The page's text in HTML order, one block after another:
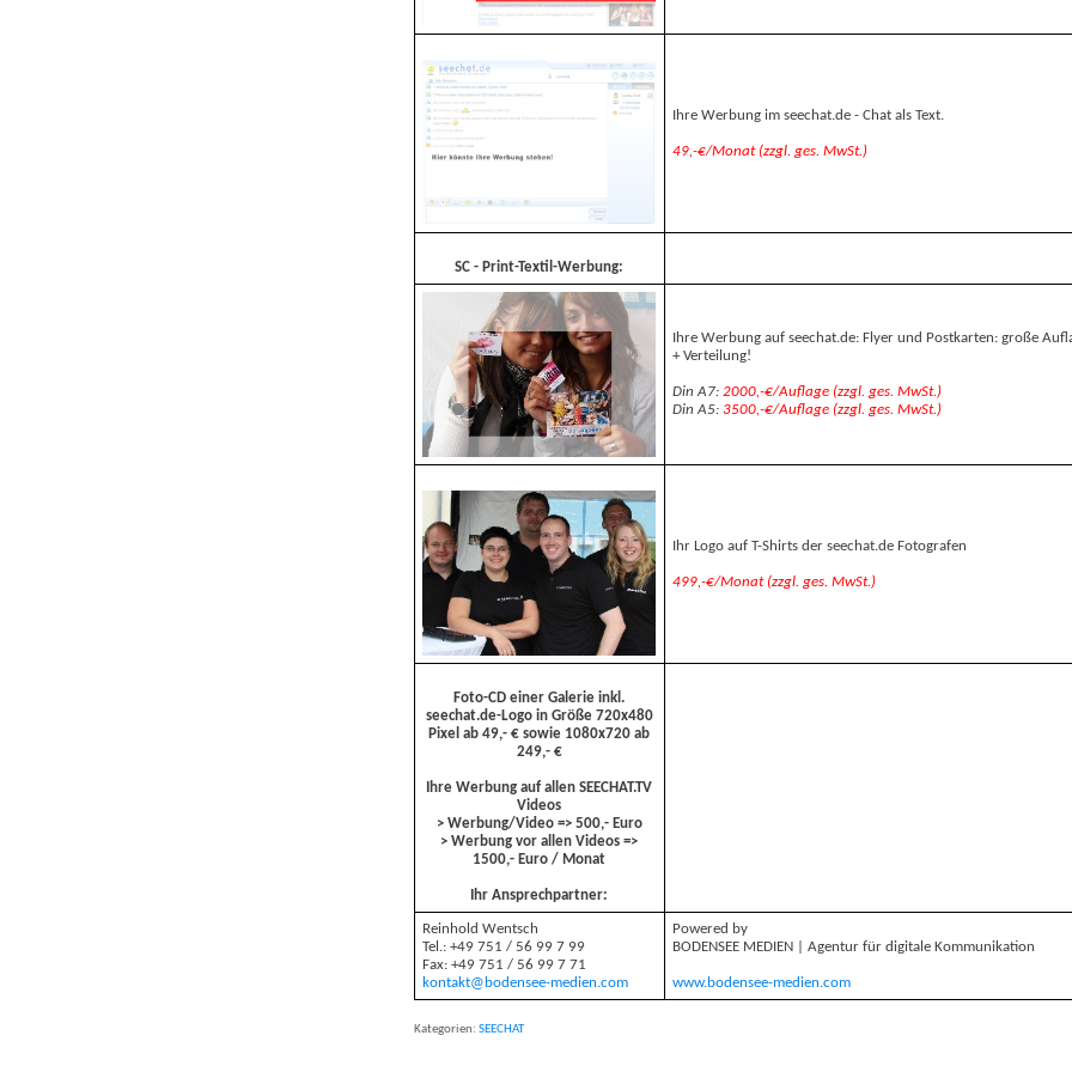
Ihre Werbung im seechat.de - Chat als Text.
49,-€/Monat (zzgl. ges. MwSt.)
SC - Print-Textil-Werbung:
Ihre Werbung auf seechat.de: Flyer und Postkarten: große
+ Verteilung!
Din A7: 2000,-€/Auflage (zzgl. ges. MwSt.)
Din A5:3500,-€/Auflage (zzgl. ges. MwSt.)
Ihr Logo auf T-Shirts der seechat.de Fotografen
499,-€/Monat (zzgl. ges. MwSt.)
Foto-CD einer Galerie inkl.
seechat.de-Logo in Größe 720x480
Pixel ab 49,- € sowie 1080x720 ab
249,- €
Ihre Werbung auf allen SEECHAT.TV
Videos
> Werbung/Video => 500,- Euro
> Werbung vor allen Videos =>
1500,- Euro / Monat
Ihr Ansprechpartner:
Reinhold Wentsch
Tel.: +49 751 / 56 99 7 99
Fax: +49 751 / 56 99 7 71
kontakt@bodensee-medien.com
Powered by
BODENSEE MEDIEN | Agentur für digitale Kommunikation
www.bodensee-medien.com
Kategorien: SEECHAT